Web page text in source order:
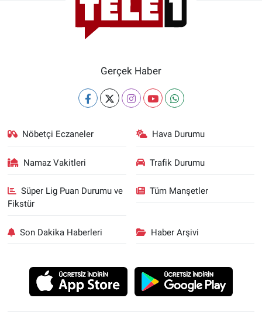
Gerçek Haber
Nöbetçi Eczaneler Hava Durumu
Namaz Vakitleri Trafik Durumu
Süper Lig Puan Durumu ve
Fikstür
Tüm Manşetler
Son Dakika Haberleri Haber Arşivi